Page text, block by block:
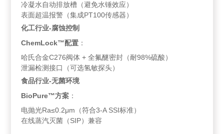
冷凝水自动排放槽（避免水锤效应）
表面超温报警（集成PT100传感器）
化工行业-腐蚀控制
ChemLock™配置 ：
哈氏合金C276阀体 + 全氟醚密封（耐98%硫酸）
泄漏检测接口（可选氢敏探头）
食品行业-无菌环境
BioPure™方案 ：
电抛光Ra≤0.2μm（符合3-A SSI标准）
在线蒸汽灭菌（SIP）兼容